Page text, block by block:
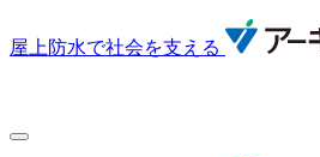
屋上防水で社会を支える